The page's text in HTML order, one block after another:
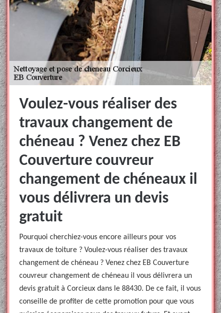
Voulez-vous réaliser des
travaux changement de
chéneau ? Venez chez EB
Couverture couvreur
changement de chéneaux il
vous délivrera un devis
gratuit
Pourquoi cherchiez-vous encore ailleurs pour vos
travaux de toiture ? Voulez-vous réaliser des travaux
changement de chéneau ? Venez chez EB Couverture
couvreur changement de chéneau il vous délivrera un
devis gratuit à Corcieux dans le 88430. De ce fait, il vous
conseille de profiter de cette promotion pour que vous